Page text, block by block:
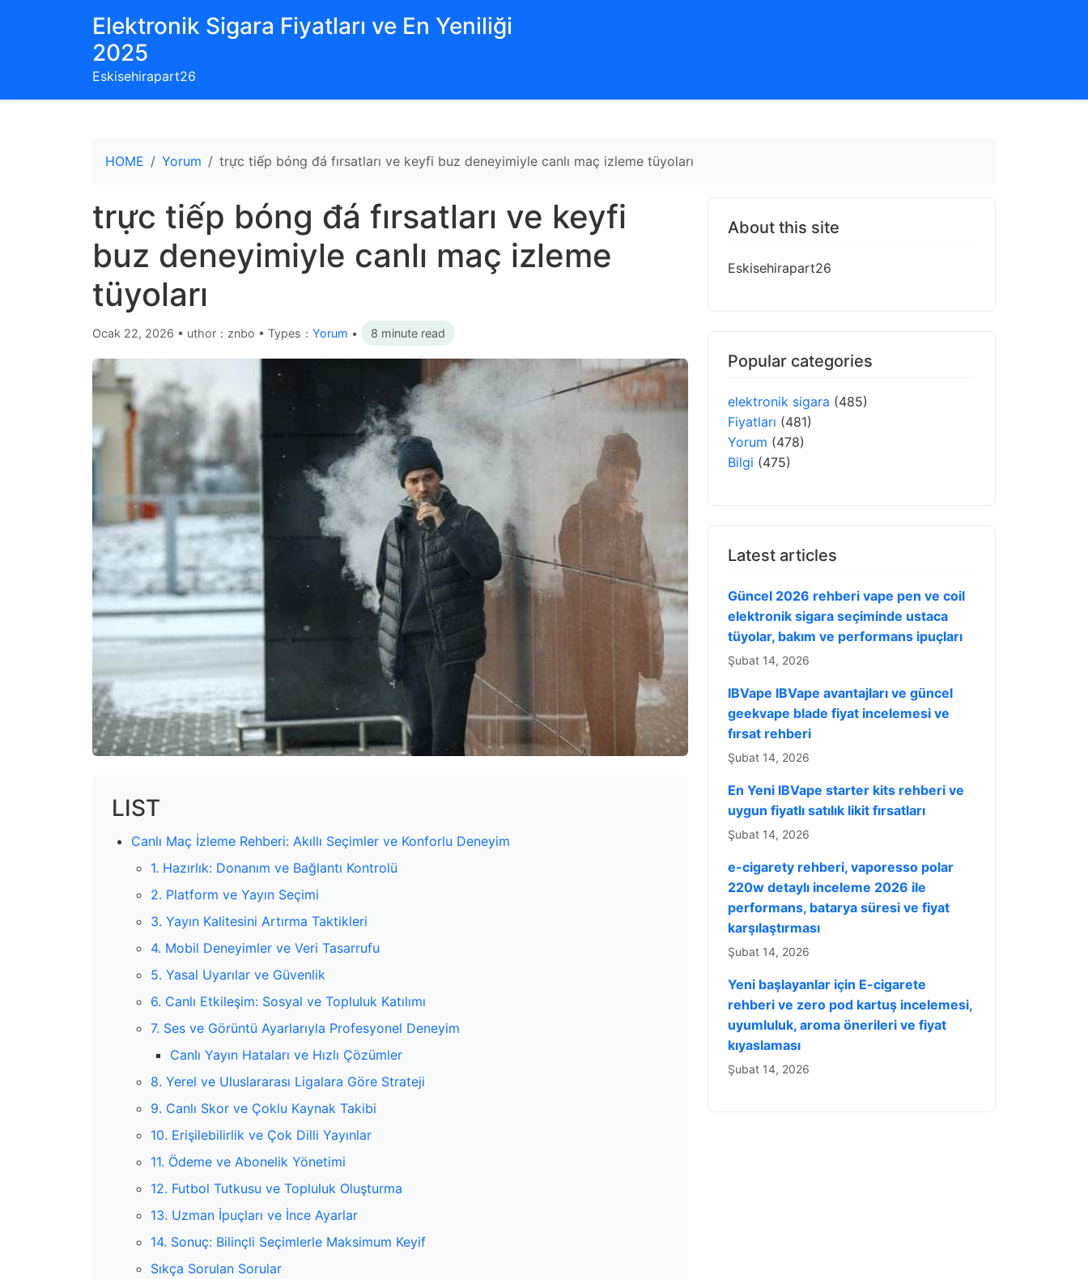
Elektronik Sigara Fiyatları ve En Yeniliği
2025
Eskisehirapart26
HOME Yorum trực tiếp bóng đá fırsatları ve keyfi buz deneyimiyle canlı maç izleme tüyoları
trực tiếp bóng đá fırsatları ve keyfi
buz deneyimiyle canlı maç izleme
tüyoları
Ocak 22, 2026 • uthor：znbo • Types： Yorum • 8 minute read
LIST
Canlı Maç İzleme Rehberi: Akıllı Seçimler ve Konforlu Deneyim
1. Hazırlık: Donanım ve Bağlantı Kontrolü
2. Platform ve Yayın Seçimi
3. Yayın Kalitesini Artırma Taktikleri
4. Mobil Deneyimler ve Veri Tasarrufu
5. Yasal Uyarılar ve Güvenlik
6. Canlı Etkileşim: Sosyal ve Topluluk Katılımı
7. Ses ve Görüntü Ayarlarıyla Profesyonel Deneyim
Canlı Yayın Hataları ve Hızlı Çözümler
8. Yerel ve Uluslararası Ligalara Göre Strateji
9. Canlı Skor ve Çoklu Kaynak Takibi
10. Erişilebilirlik ve Çok Dilli Yayınlar
11. Ödeme ve Abonelik Yönetimi
12. Futbol Tutkusu ve Topluluk Oluşturma
13. Uzman İpuçları ve İnce Ayarlar
14. Sonuç: Bilinçli Seçimlerle Maksimum Keyif
Sıkça Sorulan Sorular
About this site
Eskisehirapart26
Popular categories
elektronik sigara (485)
Fiyatları (481)
Yorum (478)
Bilgi (475)
Latest articles
Güncel 2026 rehberi vape pen ve coil
elektronik sigara seçiminde ustaca
tüyolar, bakım ve performans ipuçları
Şubat 14, 2026
IBVape IBVape avantajları ve güncel
geekvape blade fiyat incelemesi ve
fırsat rehberi
Şubat 14, 2026
En Yeni IBVape starter kits rehberi ve
uygun fiyatlı satılık likit fırsatları
Şubat 14, 2026
e-cigarety rehberi, vaporesso polar
220w detaylı inceleme 2026 ile
performans, batarya süresi ve fiyat
karşılaştırması
Şubat 14, 2026
Yeni başlayanlar için E-cigarete
rehberi ve zero pod kartuş incelemesi,
uyumluluk, aroma önerileri ve fiyat
kıyaslaması
Şubat 14, 2026